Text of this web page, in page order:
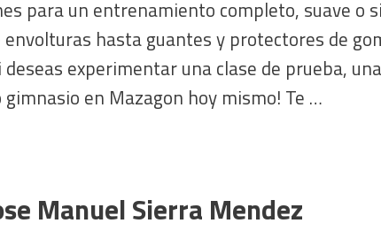
para un entrenamiento completo, suave o
hasta guantes y protectores de
deseas experimentar una clase de prueba,
en Mazagon hoy mismo! Te …
Manuel Sierra Mendez